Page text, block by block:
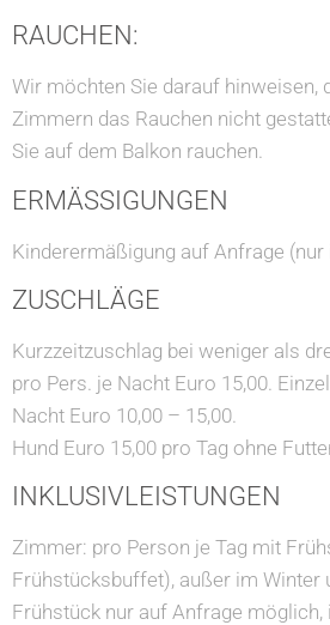
RAUCHEN:
Wir möchten Sie darauf hinweisen,
Zimmern das Rauchen nicht
Sie auf dem Balkon rauchen.
ERMÄSSIGUNGEN
Kinderermäßigung auf Anfrage
ZUSCHLÄGE
Kurzzeitzuschlag bei weniger als
pro Pers. je Nacht Euro 15,00.
Nacht Euro 10,00 – 15,00.
Hund Euro 15,00 pro Tag ohne
INKLUSIVLEISTUNGEN
Zimmer: pro Person je Tag mit
Frühstücksbuffet), außer im Winter
Frühstück nur auf Anfrage möglich,